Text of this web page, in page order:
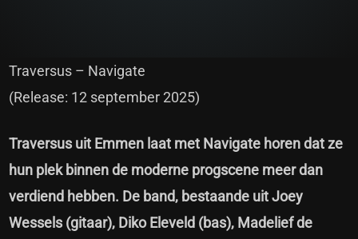
Traversus – Navigate
(Release: 12 september 2025)
Traversus uit Emmen laat met Navigate horen dat ze
hun plek binnen de moderne progscene meer dan
verdiend hebben. De band, bestaande uit Joey
Wessels (gitaar), Diko Eleveld (bas), Madelief de